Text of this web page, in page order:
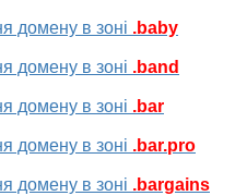
домену в зоні .baby
домену в зоні .band
домену в зоні .bar
домену в зоні .bar.pro
домену в зоні .bargains